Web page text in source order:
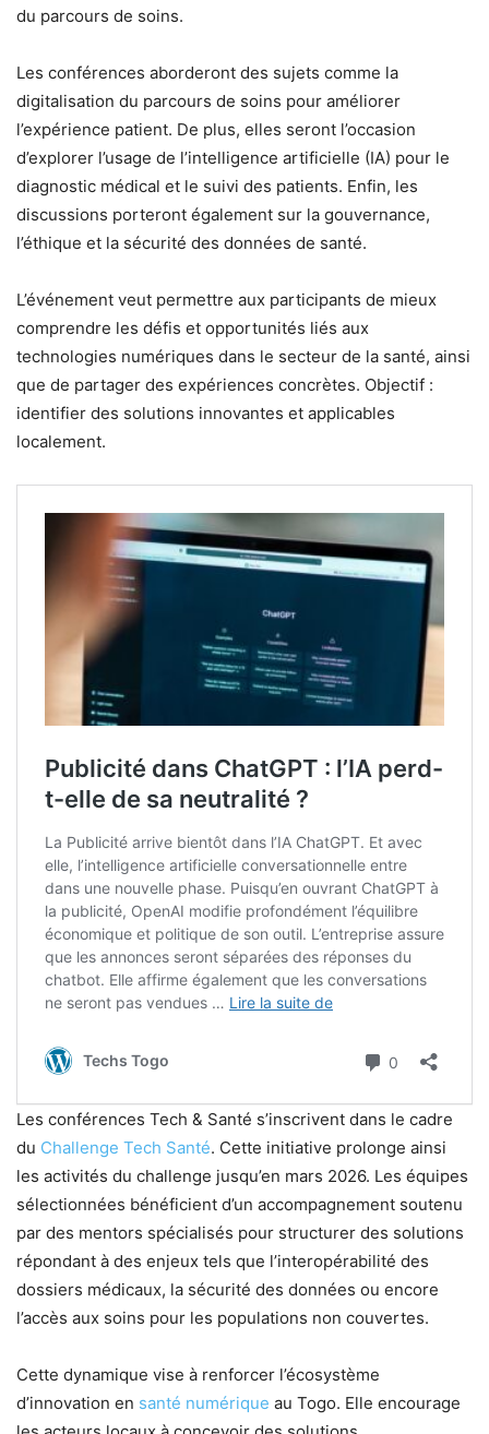
du parcours de soins.
Les conférences aborderont des sujets comme la
digitalisation du parcours de soins pour améliorer
l’expérience patient. De plus, elles seront l’occasion
d’explorer l’usage de l’intelligence artificielle (IA) pour le
diagnostic médical et le suivi des patients. Enfin, les
discussions porteront également sur la gouvernance,
l’éthique et la sécurité des données de santé.
L’événement veut permettre aux participants de mieux
comprendre les défis et opportunités liés aux
technologies numériques dans le secteur de la santé, ainsi
que de partager des expériences concrètes. Objectif :
identifier des solutions innovantes et applicables
localement.
Les conférences Tech & Santé s’inscrivent dans le cadre
du Challenge Tech Santé. Cette initiative prolonge ainsi
les activités du challenge jusqu’en mars 2026. Les équipes
sélectionnées bénéficient d’un accompagnement soutenu
par des mentors spécialisés pour structurer des solutions
répondant à des enjeux tels que l’interopérabilité des
dossiers médicaux, la sécurité des données ou encore
l’accès aux soins pour les populations non couvertes.
Cette dynamique vise à renforcer l’écosystème
d’innovation en santé numérique au Togo. Elle encourage